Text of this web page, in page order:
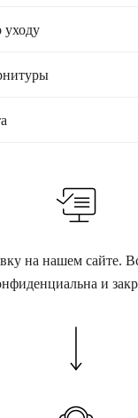
уходу
на нашем сайте.
и